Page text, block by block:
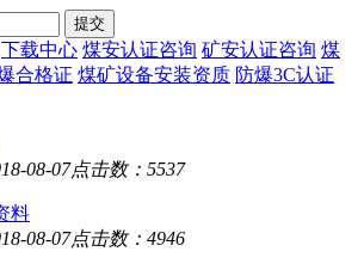
下载中心 煤安认证咨询 矿安认证咨询 煤
合格证 煤矿设备安装资质 防爆3C认证
08-07点击数：5537
料
08-07点击数：4946